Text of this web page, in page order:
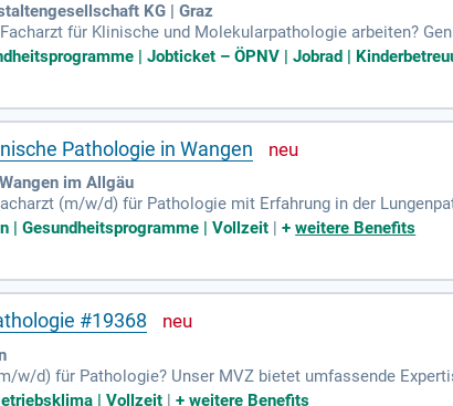
KG | Graz
für Klinische und Molekularpathologie arbeiten?
umfassen die histologische und zytologische
| Jobticket – ÖPNV | Jobrad |
Pathologie in Wangen
im Allgäu
(m/w/d) für Pathologie mit Erfahrung in der
Sonderbonus sowie weiteren Zuschüssen. Genießen
wir Ihre berufliche Entwicklung durch umfangreiche
und ein vergünstigtes Mittagessen.
| Gesundheitsprogramme | Vollzeit |+weitere Benefits
#19368
w/d) für Pathologie? Unser MVZ bietet umfassende
bakterieller sowie viraler Erreger. Besondere
| Vollzeit |+weitere Benefits